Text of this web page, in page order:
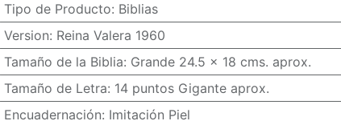
Tipo de Producto: Biblias
Version: Reina Valera 1960
Tamaño de la Biblia: Grande 24.5 x 18 cms. aprox.
Tamaño de Letra: 14 puntos Gigante aprox.
Encuadernación: Imitación Piel